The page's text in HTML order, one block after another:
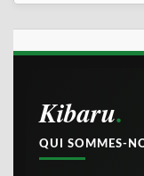
Kibaru
QUI SOMMES-